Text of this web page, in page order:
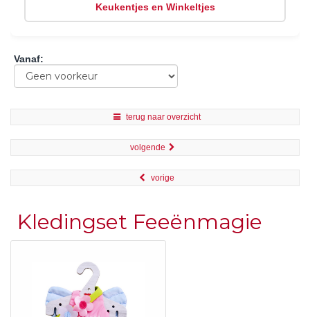
Keukentjes en Winkeltjes
Vanaf:
terug naar overzicht
volgende
vorige
Kledingset Feeënmagie